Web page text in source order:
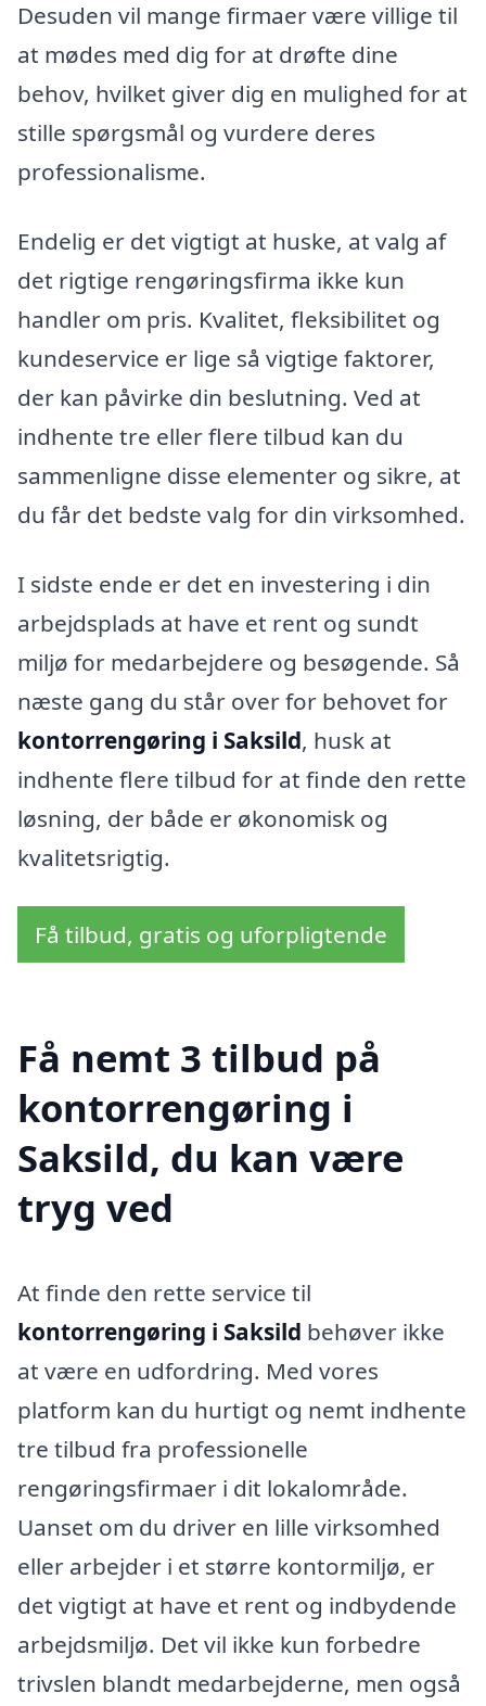
Desuden vil mange firmaer være villige til
at mødes med dig for at drøfte dine
behov, hvilket giver dig en mulighed for at
stille spørgsmål og vurdere deres
professionalisme.
Endelig er det vigtigt at huske, at valg af
det rigtige rengøringsfirma ikke kun
handler om pris. Kvalitet, fleksibilitet og
kundeservice er lige så vigtige faktorer,
der kan påvirke din beslutning. Ved at
indhente tre eller flere tilbud kan du
sammenligne disse elementer og sikre, at
du får det bedste valg for din virksomhed.
I sidste ende er det en investering i din
arbejdsplads at have et rent og sundt
miljø for medarbejdere og besøgende. Så
næste gang du står over for behovet for
kontorrengøring i Saksild, husk at
indhente flere tilbud for at finde den rette
løsning, der både er økonomisk og
kvalitetsrigtig.
Få tilbud, gratis og uforpligtende
Få nemt 3 tilbud på
kontorrengøring i
Saksild, du kan være
tryg ved
At finde den rette service til
kontorrengøring i Saksild behøver ikke
at være en udfordring. Med vores
platform kan du hurtigt og nemt indhente
tre tilbud fra professionelle
rengøringsfirmaer i dit lokalområde.
Uanset om du driver en lille virksomhed
eller arbejder i et større kontormiljø, er
det vigtigt at have et rent og indbydende
arbejdsmiljø. Det vil ikke kun forbedre
trivslen blandt medarbejderne, men også